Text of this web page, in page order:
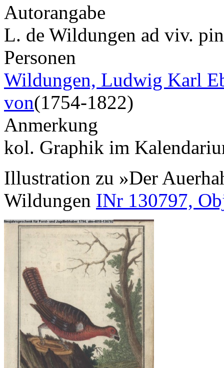
Autorangabe
L. de Wildungen ad viv.
Personen
Wildungen, Ludwig Karl
von(1754-1822)
Anmerkung
kol. Graphik im
Illustration zu »Der
Wildungen INr 130797,